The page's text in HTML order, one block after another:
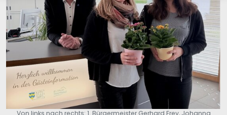
Von links nach rechts: 1. Bürgermeister Gerhard Frey, Johanna